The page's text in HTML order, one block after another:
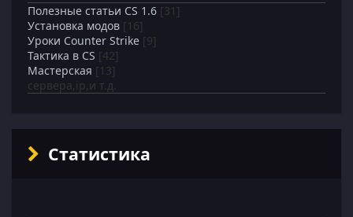
Полезные статьи CS 1.6 [31]
Установка модов [16]
Уроки Counter Strike [9]
Тактика в CS [42]
Мастерская [13]
сервера,ip,и т.д.
Статистика